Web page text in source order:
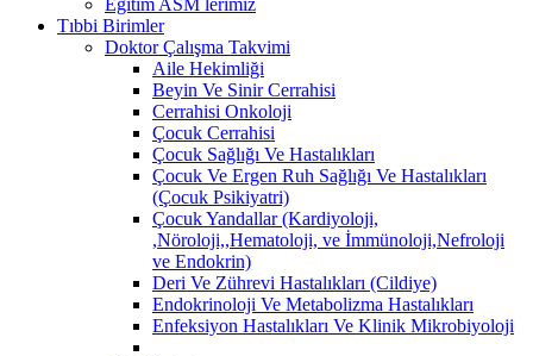
Tıbbi Birimler
Doktor Çalışma Takvimi
Aile Hekimliği
Beyin Ve Sinir Cerrahisi
Cerrahisi Onkoloji
Çocuk Cerrahisi
Çocuk Sağlığı Ve Hastalıkları
Çocuk Ve Ergen Ruh Sağlığı Ve Hastalıkları
(Çocuk Psikiyatri)
Çocuk Yandallar (Kardiyoloji,
,Nöroloji,,Hematoloji, ve İmmünoloji,Nefroloji
ve Endokrin)
Deri Ve Zührevi Hastalıkları (Cildiye)
Endokrinoloji Ve Metabolizma Hastalıkları
Enfeksiyon Hastalıkları Ve Klinik Mikrobiyoloji